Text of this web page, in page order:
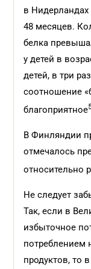
в Нидерландах
48 месяцев.
белка
у детей в
детей, в три
соотношение
благоприятное
В Финляндии
отмечалось
относительно
Не следует
Так, если в
избыточное
потреблением
продуктов, то